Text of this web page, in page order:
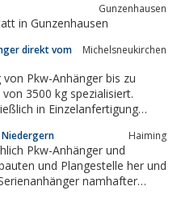
Gunzenhausen
in Gunzenhausen
direkt vom
Michelsneukirchen
Pkw-Anhänger bis zu
3500 kg spezialisiert.
in Einzelanfertigung
Kunden geplant undHaiming
Pkw-Anhänger und
namhafter